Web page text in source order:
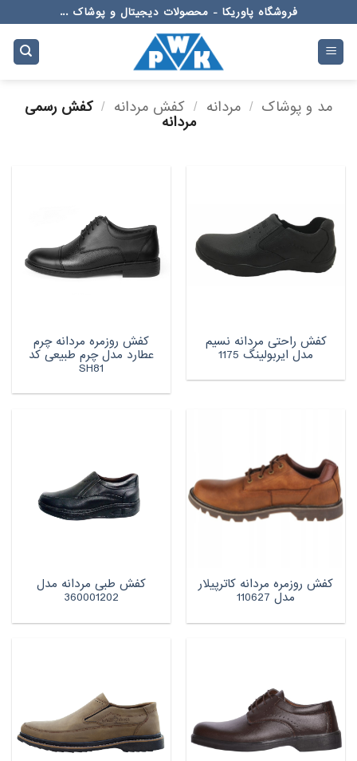
to
content
فروشگاه پاوریکا - محصولات دیجیتال و پوشاک ...
مد و پوشاک / مردانه / کفش مردانه / کفش رسمی
مردانه
کفش راحتی مردانه نسیم
مدل ایربولینگ 1175
کفش روزمره مردانه چرم
عطارد مدل چرم طبیعی کد
SH81
کفش روزمره مردانه کاترپیلار
مدل 110627
کفش طبی مردانه مدل
360001202